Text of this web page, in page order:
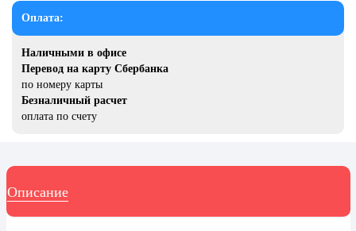
безопасности
Новогоднее оформление
Рождество Христово
19 января, Крещение Господне
Валентина
Оплата:
Наличными в офисе
Перевод на карту Сбербанка
по номеру карты
Безналичный расчет
оплата по счету
Описание